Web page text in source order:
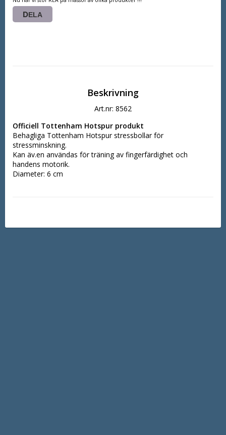
DELA
Beskrivning
Art.nr: 8562
Officiell Tottenham Hotspur produkt
Behagliga Tottenham Hotspur stressbollar för
stressminskning.
Kan äv.en användas för träning av fingerfärdighet och
handens motorik.
Diameter: 6 cm